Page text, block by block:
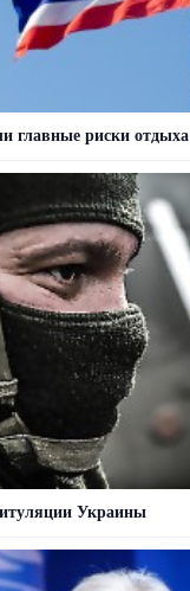
главные риски
Украины